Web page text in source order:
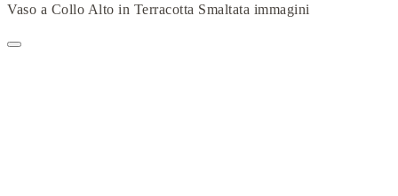
Vaso a Collo Alto in Terracotta Smaltata immagini